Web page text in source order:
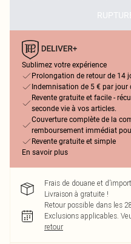
Sublimez votre expérience
Prolongation de retour de 14
Indemnisation de 5 € par jour
Revente gratuite et facile -
seconde vie à vos articles.
Couverture complète de la
remboursement immédiat
Revente gratuite et simple
En savoir plus
Frais de douane et
Livraison à gratuite !
Retour possible dans les
Exclusions applicables.
retour